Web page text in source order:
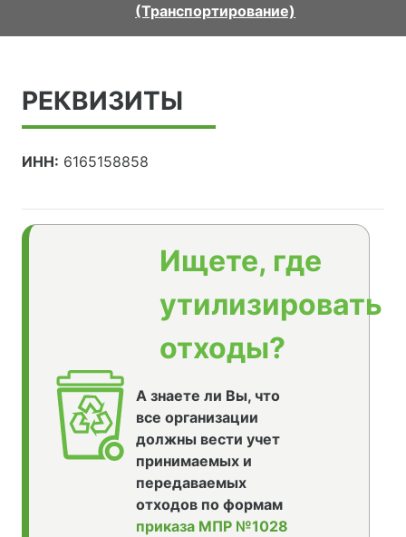
(Транспортирование)
РЕКВИЗИТЫ
ИНН: 6165158858
Ищете, где
утилизировать
отходы?
А знаете ли Вы, что
все организации
должны вести учет
принимаемых и
передаваемых
отходов по формам
приказа МПР №1028